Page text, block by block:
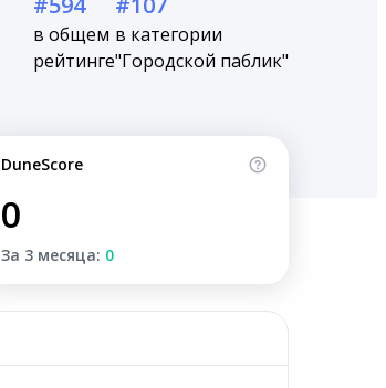
в общем
рейтинге
в категории
"Городской паблик"
DuneScore
0
За 3 месяца: 0